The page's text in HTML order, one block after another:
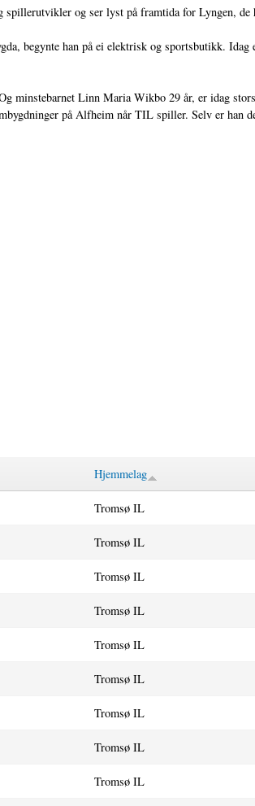
og ser lyst på framtida for Lyngen, de
begynte han på ei elektrisk og sportsbutikk. Idag
minstebarnet Linn Maria Wikbo 29 år, er idag
på Alfheim når TIL spiller. Selv er han
Hjemmelag
Tromsø IL
Tromsø IL
Tromsø IL
Tromsø IL
Tromsø IL
Tromsø IL
Tromsø IL
Tromsø IL
Tromsø IL